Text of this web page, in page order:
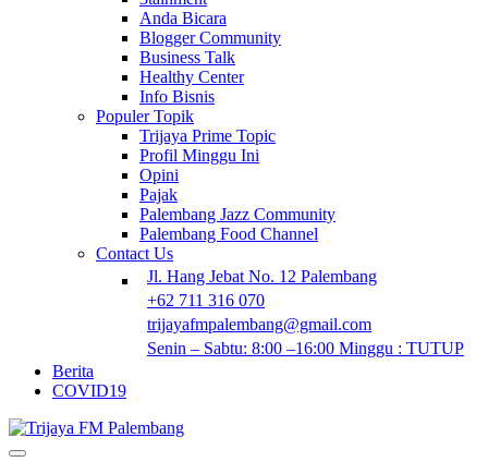
Anda Bicara
Blogger Community
Business Talk
Healthy Center
Info Bisnis
Populer Topik
Trijaya Prime Topic
Profil Minggu Ini
Opini
Pajak
Palembang Jazz Community
Palembang Food Channel
Contact Us
Jl. Hang Jebat No. 12 Palembang
+62 711 316 070
trijayafmpalembang@gmail.com
Senin – Sabtu: 8:00 –16:00 Minggu : TUTUP
Berita
COVID19